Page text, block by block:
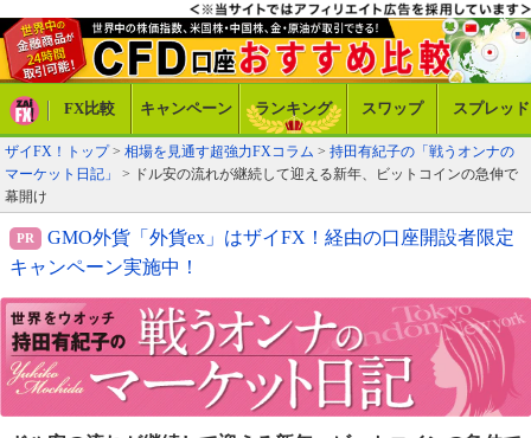
FX比較 キャンペーン ランキング スワップ スプレッド
ザイFX！トップ> 相場を見通す超強力FXコラム > 持田有紀子の「戦うオンナの
マーケット日記」
> ドル安の流れが継続して迎える新年、ビットコインの急伸で
幕開け
GMO外貨「外貨ex」はザイFX！経由の口座開設者限定
キャンペーン実施中！